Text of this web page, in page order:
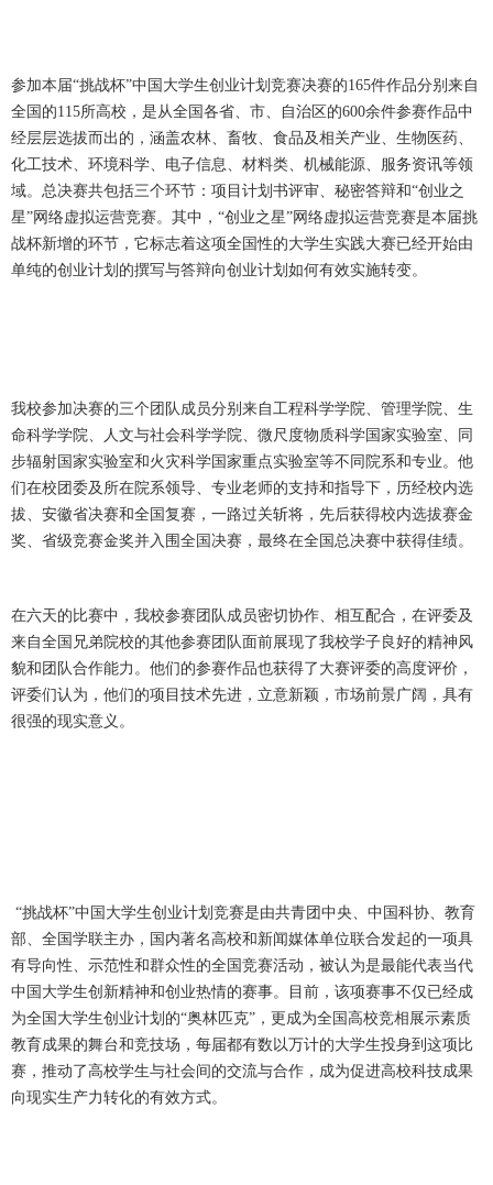
参加本届“挑战杯”中国大学生创业计划竞赛决赛的165件作品分别来自
全国的115所高校，是从全国各省、市、自治区的600余件参赛作品中
经层层选拔而出的，涵盖农林、畜牧、食品及相关产业、生物医药、
化工技术、环境科学、电子信息、材料类、机械能源、服务资讯等领
域。总决赛共包括三个环节：项目计划书评审、秘密答辩和“创业之
星”网络虚拟运营竞赛。其中，“创业之星”网络虚拟运营竞赛是本届挑
战杯新增的环节，它标志着这项全国性的大学生实践大赛已经开始由
单纯的创业计划的撰写与答辩向创业计划如何有效实施转变。
我校参加决赛的三个团队成员分别来自工程科学学院、管理学院、生
命科学学院、人文与社会科学学院、微尺度物质科学国家实验室、同
步辐射国家实验室和火灾科学国家重点实验室等不同院系和专业。他
们在校团委及所在院系领导、专业老师的支持和指导下，历经校内选
拔、安徽省决赛和全国复赛，一路过关斩将，先后获得校内选拔赛金
奖、省级竞赛金奖并入围全国决赛，最终在全国总决赛中获得佳绩。
在六天的比赛中，我校参赛团队成员密切协作、相互配合，在评委及
来自全国兄弟院校的其他参赛团队面前展现了我校学子良好的精神风
貌和团队合作能力。他们的参赛作品也获得了大赛评委的高度评价，
评委们认为，他们的项目技术先进，立意新颖，市场前景广阔，具有
很强的现实意义。
“挑战杯”中国大学生创业计划竞赛是由共青团中央、中国科协、教育
部、全国学联主办，国内著名高校和新闻媒体单位联合发起的一项具
有导向性、示范性和群众性的全国竞赛活动，被认为是最能代表当代
中国大学生创新精神和创业热情的赛事。目前，该项赛事不仅已经成
为全国大学生创业计划的“奥林匹克”，更成为全国高校竞相展示素质
教育成果的舞台和竞技场，每届都有数以万计的大学生投身到这项比
赛，推动了高校学生与社会间的交流与合作，成为促进高校科技成果
向现实生产力转化的有效方式。